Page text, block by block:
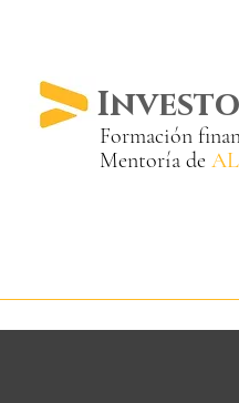
Formación
Mentoría de